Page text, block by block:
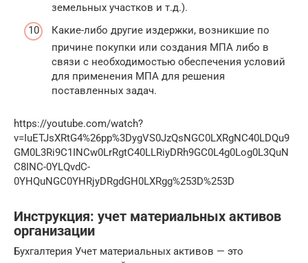
земельных участков и т.д.).
Какие-либо другие издержки, возникшие по
причине покупки или создания МПА либо в
связи с необходимостью обеспечения условий
для применения МПА для решения
поставленных задач.
https://youtube.com/watch?
v=IuETJsXRtG4%26pp%3DygVS0JzQsNGC0LXRgNC40LDQu9
GM0L3Ri9C1INCw0LrRgtC40LLRiyDRh9GC0L4g0Log0L3QuN
C8INC-0YLQvdC-
0YHQuNGC0YHRjyDRgdGH0LXRgg%253D%253D
Инструкция: учет материальных активов
организации
Бухгалтерия Учет материальных активов — это